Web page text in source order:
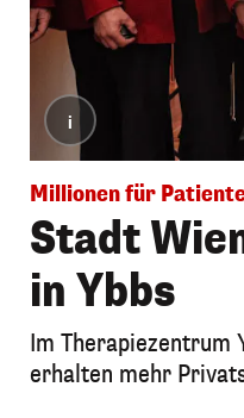
i
Millionen für
Stadt
in Ybbs
Im Therapiezentrum
erhalten mehr